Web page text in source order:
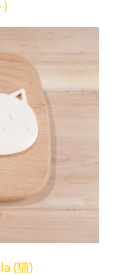
)
(猫)